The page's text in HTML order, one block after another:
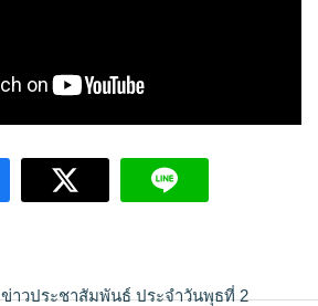
ข่าวประชาสัมพันธ์ ประจำวันพุธที่ 2